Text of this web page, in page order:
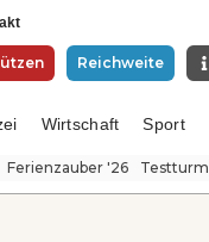
Reichweite
Wirtschaft Sport
Ferienzauber '26 Testturm